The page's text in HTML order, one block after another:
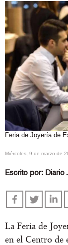
Feria de Joyería de
miércoles, 9 de marzo de
Escrito por: Diario
La Feria de
en el Centro de